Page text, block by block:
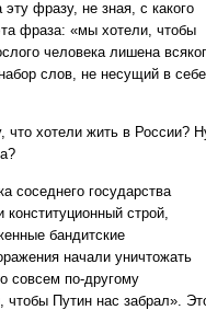
фразу, не зная, с какого
фраза: «мы хотели, чтобы
человека лишена
слов, не несущий в себе
что хотели жить в России?
соседнего государства
строй,
бандитские
начали уничтожать
совсем по-другому
чтобы Путин нас забрал».